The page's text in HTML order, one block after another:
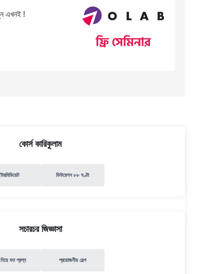
এখনই !
কোর্স কারিকুলাম
ডিউরেশন ৮৮ ঘণ্টা
সচারচর জিজ্ঞাসা
যত প্রশ্ন প্রয়োজনীয় হেল্প